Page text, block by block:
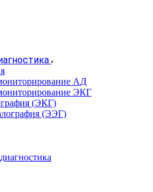
АД
ЭКГ
(ЭКГ)
(ЭЭГ)